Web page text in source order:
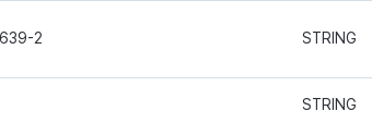
2 STRING
STRING